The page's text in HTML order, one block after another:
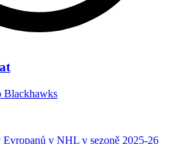
Blackhawks